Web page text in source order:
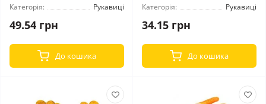
Категорія: Рукавиці
49.54 грн
До кошика
Категорія: Рукавиці
34.15 грн
До кошика